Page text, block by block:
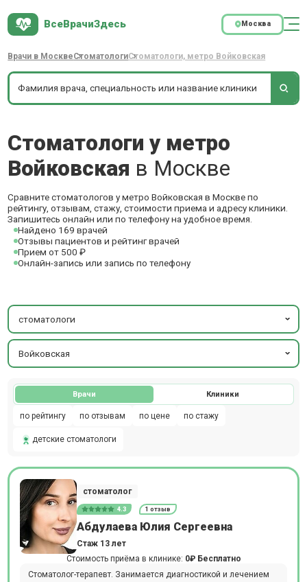
ВсеВрачиЗдесь Москва
Врачи в МосквеСтоматологиСтоматологи, метро Войковская
Стоматологи у метро
Войковская в Москве
Сравните стоматологов у метро Войковская в Москве по
рейтингу, отзывам, стажу, стоимости приема и адресу клиники.
Запишитесь онлайн или по телефону на удобное время.
Найдено 169 врачей
Отзывы пациентов и рейтинг врачей
Прием от 500 ₽
Онлайн-запись или запись по телефону
стоматологи
Войковская
Врачи Клиники
по рейтингу по отзывам по цене по стажу
детские стоматологи
стоматолог
4.3 1 отзыв
Абдулаева Юлия Сергеевна
Стаж 13 лет
Стоимость приёма в клинике: 0₽ Бесплатно
Стоматолог-терапевт. Занимается диагностикой и лечением